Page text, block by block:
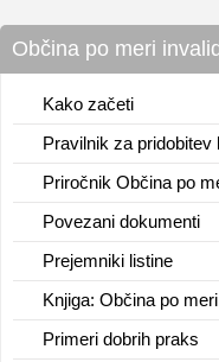
Občina po meri
Kako začeti
Pravilnik za pridobitev
Priročnik Občina po
Povezani dokumenti
Prejemniki listine
Knjiga: Občina po
Primeri dobrih praks